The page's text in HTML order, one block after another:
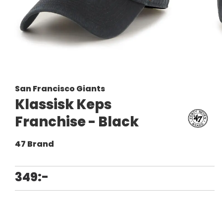
San Francisco Giants
Klassisk Keps
Franchise - Black
47 Brand
349:-